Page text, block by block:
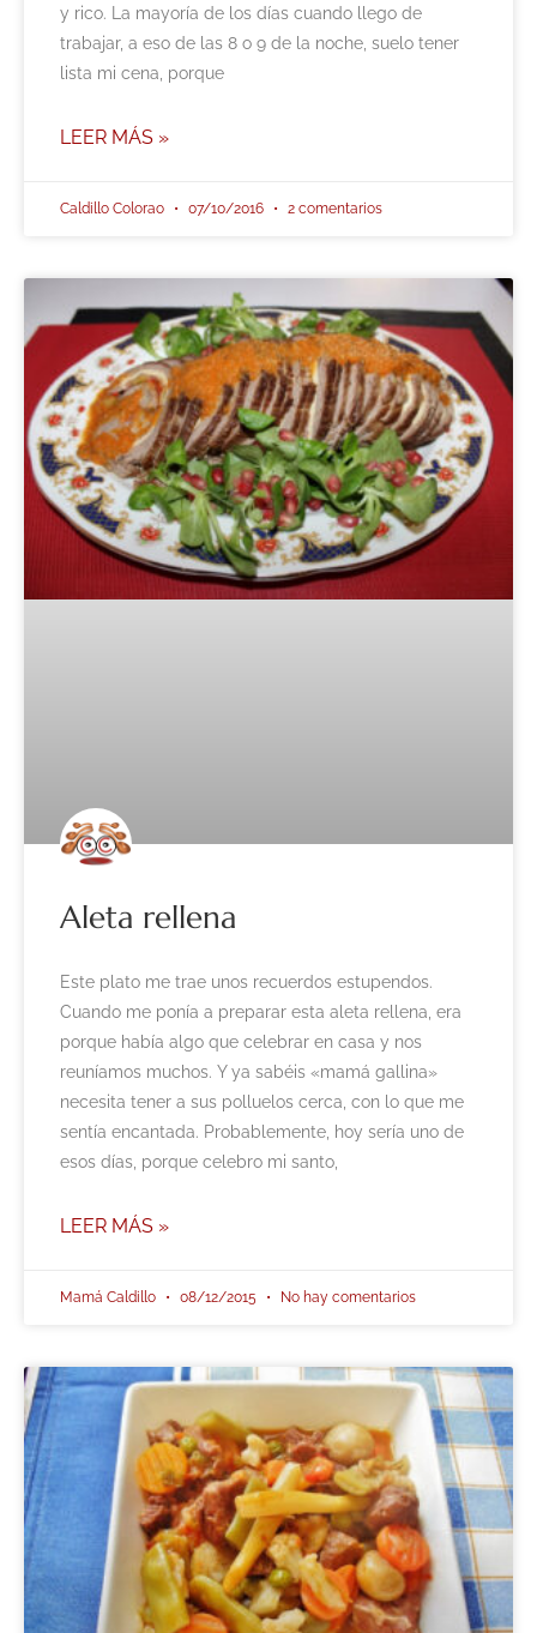
y rico. La mayoría de los días cuando llego de
trabajar, a eso de las 8 o 9 de la noche, suelo tener
lista mi cena, porque
LEER MÁS »
Caldillo Colorao 07/10/2016 2 comentarios
Aleta rellena
Este plato me trae unos recuerdos estupendos.
Cuando me ponía a preparar esta aleta rellena, era
porque había algo que celebrar en casa y nos
reuníamos muchos. Y ya sabéis «mamá gallina»
necesita tener a sus polluelos cerca, con lo que me
sentía encantada. Probablemente, hoy sería uno de
esos días, porque celebro mi santo,
LEER MÁS »
Mamá Caldillo 08/12/2015 No hay comentarios